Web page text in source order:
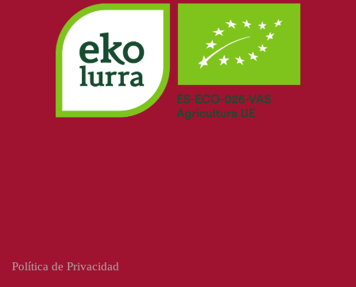
Política de Privacidad